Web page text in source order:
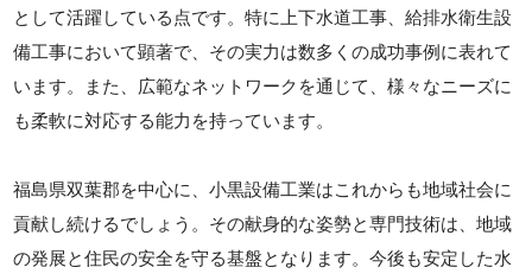
として活躍している点です。特に上下水道工事、給排水衛生設
備工事において顕著で、その実力は数多くの成功事例に表れて
います。また、広範なネットワークを通じて、様々なニーズに
も柔軟に対応する能力を持っています。
福島県双葉郡を中心に、小黒設備工業はこれからも地域社会に
貢献し続けるでしょう。その献身的な姿勢と専門技術は、地域
の発展と住民の安全を守る基盤となります。今後も安定した水